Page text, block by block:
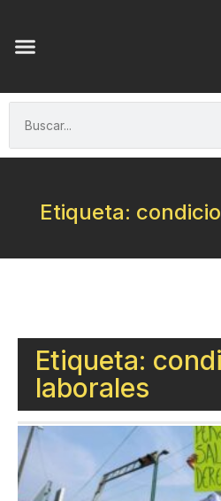
Etiqueta:
Etiqueta:
laborales